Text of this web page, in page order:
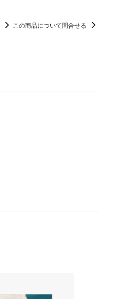
この商品について問合せる